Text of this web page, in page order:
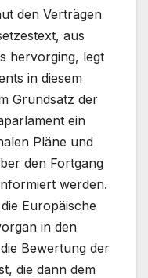
den Verträgen
aus
hervorging, legt
in diesem
Grundsatz der
ein
Pläne und
den Fortgang
werden.
Europäische
in den
Bewertung der
die dann dem